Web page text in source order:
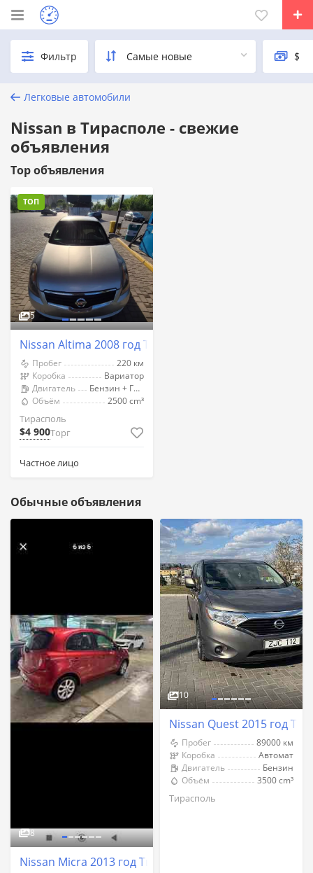
Фильтр
Легковые автомобили
Nissan в Тирасполе - свежие
объявления
Top объявления
ТОП
5
Nissan Altima 2008 год Тирасполь
Пробег
220 км
Коробка
Вариатор
Двигатель
Бензин + Газ (Метан)
Объём
2500 cm³
Тирасполь
$4 900Торг
Частное лицо
Обычные объявления
8
Nissan Micra 2013 год Тирасполь
10
Nissan Quest 2015 год
Пробег
89000 км
Коробка
Автомат
Двигатель
Бензин
Объём
3500 cm³
Тирасполь